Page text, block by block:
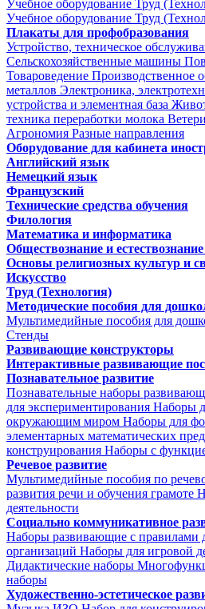
Учебное оборудование Труд
Учебное оборудование Труд
Плакаты для профобразования
Устройство, техническое
Сельскохозяйственные машины
Товароведение Производственное
металлов Электроника,
устройства и элементная база
техника переработки молока
Агрономия Разные направления
Оборудование для кабинета
Английский язык
Немецкий язык
Французский
Технические средства обучения
Филология
Математика и информатика
Обществознание и
Основы религиозных культур и
Искусство
Труд (Технология)
Методические пособия для
Мультимедийные пособия для
Стенды
Развивающие конструкторы
Интерактивные развивающие
Познавательное развитие
Познавательные наборы
для экспериментирования Наборы
окружающим миром Наборы для
элементарных математических
конструирования Наборы с
Речевое развитие
Мультимедийные пособия по
развития речи и обучения грамоте
деятельности
Социально коммуникативное
Наборы развивающие с правилами
организаций Наборы для игровой
Дидактические наборы
наборы
Художественно-эстетическое